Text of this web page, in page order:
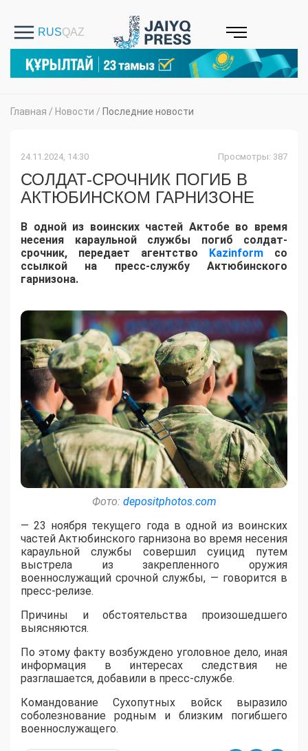
Главная / Новости / Последние новости
24.11.2024, 14:30 Просмотры: 387
СОЛДАТ-СРОЧНИК ПОГИБ В
АКТЮБИНСКОМ ГАРНИЗОНЕ
В одной из воинских частей Актобе во время
несения караульной службы погиб солдат-
срочник, передает агентство Kazinform со
ссылкой на пресс-службу Актюбинского
гарнизона.
Фото: depositphotos.com
— 23 ноября текущего года в одной из воинских
частей Актюбинского гарнизона во время несения
караульной службы совершил суицид путем
выстрела из закрепленного оружия
военнослужащий срочной службы, — говорится в
пресс-релизе.
Причины и обстоятельства произошедшего
выясняются.
По этому факту возбуждено уголовное дело, иная
информация в интересах следствия не
разглашается, добавили в пресс-службе.
Командование Сухопутных войск выразило
соболезнование родным и близким погибшего
военнослужащего.